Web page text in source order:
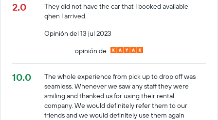
2.0
They did not have the car that I booked available
qhen I arrived.
Opinión del 13 jul 2023
opinión de
10.0
The whole experience from pick up to drop off was
seamless. Whenever we saw any staff they were
smiling and thanked us for using their rental
company. We would definitely refer them to our
friends and we would definitely use them again